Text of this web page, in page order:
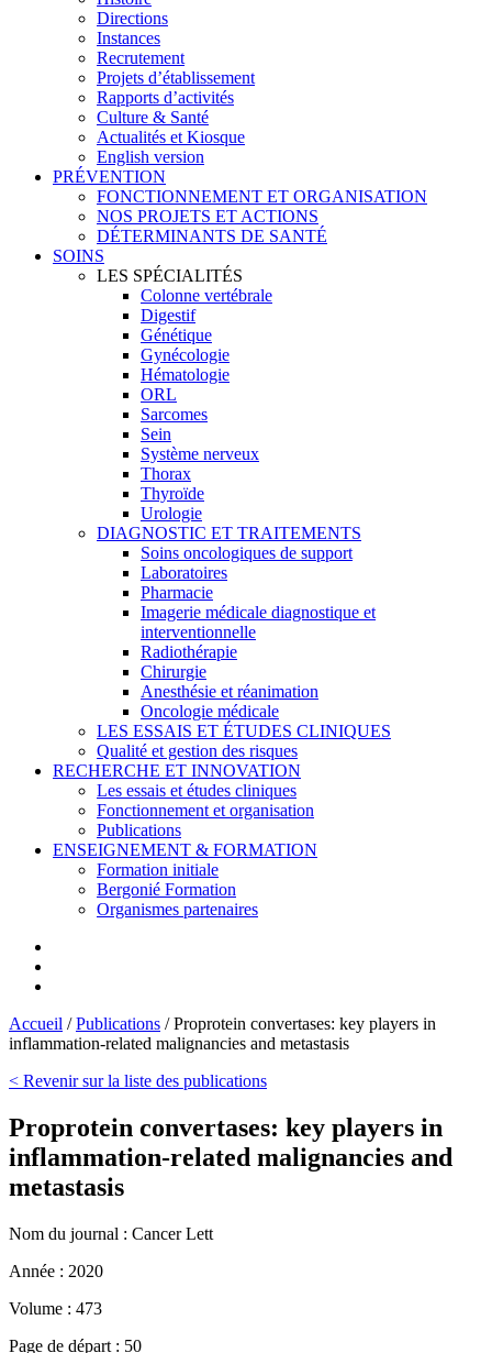
Directions
Instances
Recrutement
Projets d’établissement
Rapports d’activités
Culture & Santé
Actualités et Kiosque
English version
PRÉVENTION
FONCTIONNEMENT ET ORGANISATION
NOS PROJETS ET ACTIONS
DÉTERMINANTS DE SANTÉ
SOINS
LES SPÉCIALITÉS
Colonne vertébrale
Digestif
Génétique
Gynécologie
Hématologie
ORL
Sarcomes
Sein
Système nerveux
Thorax
Thyroïde
Urologie
DIAGNOSTIC ET TRAITEMENTS
Soins oncologiques de support
Laboratoires
Pharmacie
Imagerie médicale diagnostique et
interventionnelle
Radiothérapie
Chirurgie
Anesthésie et réanimation
Oncologie médicale
LES ESSAIS ET ÉTUDES CLINIQUES
Qualité et gestion des risques
RECHERCHE ET INNOVATION
Les essais et études cliniques
Fonctionnement et organisation
Publications
ENSEIGNEMENT & FORMATION
Formation initiale
Bergonié Formation
Organismes partenaires
Accueil /Publications /Proprotein convertases: key players in
inflammation-related malignancies and metastasis
< Revenir sur la liste des publications
Proprotein convertases: key players in
inflammation-related malignancies and
metastasis
Nom du journal : Cancer Lett
Année : 2020
Volume : 473
Page de départ : 50